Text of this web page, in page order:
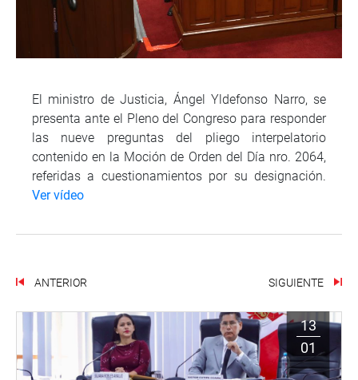
El ministro de Justicia, Ángel Yldefonso Narro, se
presenta ante el Pleno del Congreso para responder
las nueve preguntas del pliego interpelatorio
contenido en la Moción de Orden del Día nro. 2064,
referidas a cuestionamientos por su designación.
Ver vídeo
ANTERIOR SIGUIENTE
13
01